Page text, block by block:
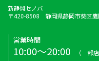
新静岡セノバ
〒420-8508 静岡県静岡市葵区鷹
営業時間
10:00～20:00
（一部